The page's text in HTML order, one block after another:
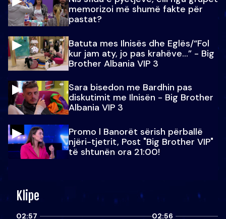
memorizoi më shumë fakte për
pastat?
Batuta mes Ilnisës dhe Eglës/“Fol
kur jam aty, jo pas krahëve…” - Big
Brother Albania VIP 3
Sara bisedon me Bardhin pas
diskutimit me Ilnisën - Big Brother
Albania VIP 3
Promo l Banorët sërish përballë
njëri-tjetrit, Post "Big Brother VIP"
të shtunën ora 21:00!
Klipe
02:57 02:56